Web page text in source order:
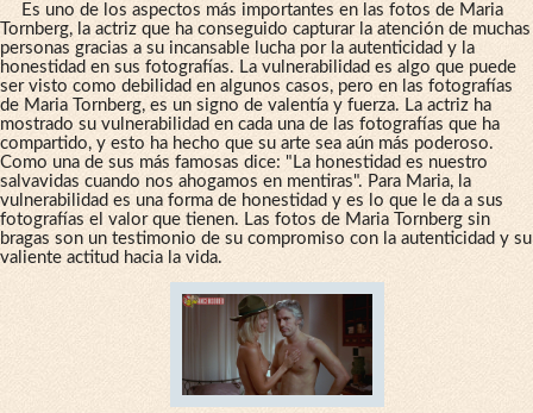
Es uno de los aspectos más importantes en las fotos de Maria
Tornberg, la actriz que ha conseguido capturar la atención de muchas
personas gracias a su incansable lucha por la autenticidad y la
honestidad en sus fotografías. La vulnerabilidad es algo que puede
ser visto como debilidad en algunos casos, pero en las fotografías
de Maria Tornberg, es un signo de valentía y fuerza. La actriz ha
mostrado su vulnerabilidad en cada una de las fotografías que ha
compartido, y esto ha hecho que su arte sea aún más poderoso.
Como una de sus más famosas dice: "La honestidad es nuestro
salvavidas cuando nos ahogamos en mentiras". Para Maria, la
vulnerabilidad es una forma de honestidad y es lo que le da a sus
fotografías el valor que tienen. Las fotos de Maria Tornberg sin
bragas son un testimonio de su compromiso con la autenticidad y su
valiente actitud hacia la vida.